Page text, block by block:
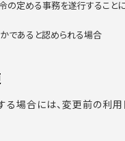
定める事務を遂行すること
であると認められる場合
場合には、変更前の利